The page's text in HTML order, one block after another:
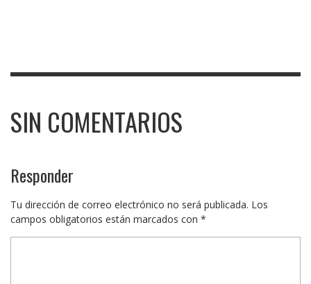
SIN COMENTARIOS
Responder
Tu dirección de correo electrónico no será publicada. Los
campos obligatorios están marcados con *